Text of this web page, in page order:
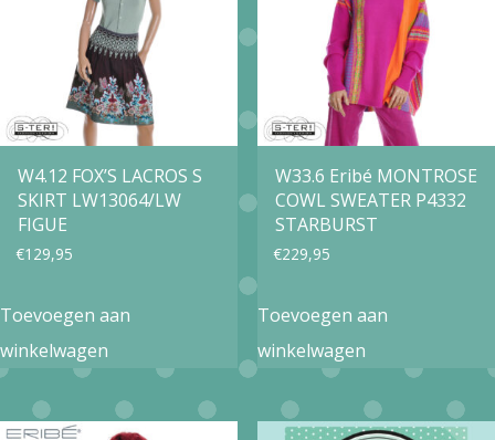
W4.12 FOX’S LACROS S
SKIRT LW13064/LW
FIGUE
€129,95
Toevoegen aan
winkelwagen
W33.6 Eribé MONTROSE
COWL SWEATER P4332
STARBURST
€229,95
Toevoegen aan
winkelwagen